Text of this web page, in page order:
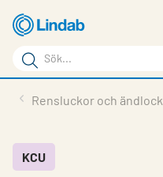
Hoppa
till
huvudinnehållet
Sökord
Sök
på
Service & Support
Rensluckor och ändlock
KCU